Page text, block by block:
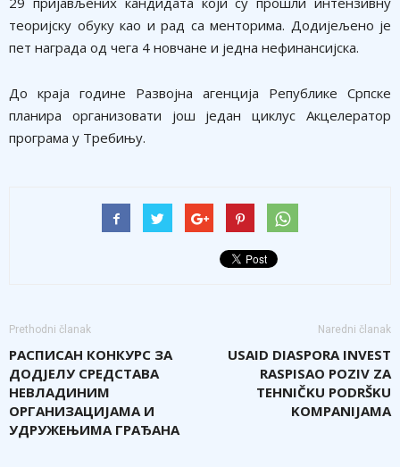
теоријску обуку као и рад са менторима. Додијељено је
пет награда од чега 4 новчане и једна нефинансијска.
До краја године Развојна агенција Републике Српске
планира организовати још један циклус Акцелератор
програма у Требињу.
Prethodni članak
РАСПИСАН КОНКУРС ЗА
ДОДЈЕЛУ СРЕДСТАВА
НЕВЛАДИНИМ
ОРГАНИЗАЦИЈАМА И
УДРУЖЕЊИМА ГРАЂАНА
Naredni članak
USAID DIASPORA INVEST
RASPISAO POZIV ZA
TEHNIČKU PODRŠKU
KOMPANIJAMA